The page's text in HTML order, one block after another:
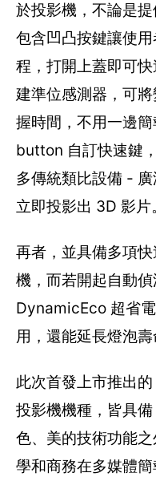
於投影機，不論是
包含凹凸按鍵讓使
程，打開上蓋即可
建準位感測器，可
握時間，不用一邊
button 自訂快速鍵
多傳統類比設備 -
立即投影出 3D 影片
再者，並具備多項
機，而若開起自動
DynamicEco 超省
用，還能延長燈泡
此次首發上市推出
投影機機種，皆具
色、美的技術功能
學和商務在多媒體簡